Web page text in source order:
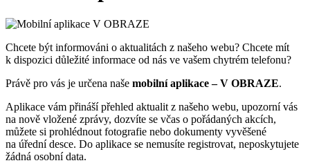
Chcete být informováni o aktualitách z našeho webu? Chcete mít
k dispozici důležité informace od nás ve vašem chytrém telefonu?
Právě pro vás je určena naše mobilní aplikace – V OBRAZE.
Aplikace vám přináší přehled aktualit z našeho webu, upozorní vás
na nově vložené zprávy, dozvíte se včas o pořádaných akcích,
můžete si prohlédnout fotografie nebo dokumenty vyvěšené
na úřední desce. Do aplikace se nemusíte registrovat, neposkytujete
žádná osobní data.